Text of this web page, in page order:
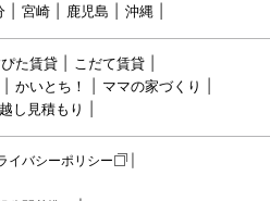
宮崎 鹿児島 沖縄
た賃貸
こだて賃貸
かいとち！
ママの家づくり
し見積もり
イバシーポリシー